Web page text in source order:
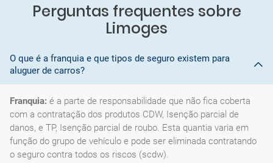
Perguntas frequentes sobre
Limoges
O que é a franquia e que tipos de seguro existem para
aluguer de carros?
Franquia: é a parte de responsabilidade que não fica coberta
com a contratação dos produtos CDW, Isenção parcial de
danos, e TP, Isenção parcial de roubo. Esta quantia varia em
função do grupo de vehículo e pode ser eliminada contratando
o seguro contra todos os riscos (scdw).